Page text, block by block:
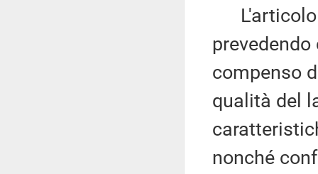
L'articolo
compenso
qualità del
nonché